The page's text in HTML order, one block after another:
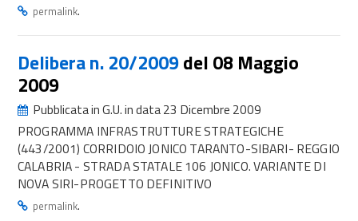
permalink.
Delibera n. 20/2009del 08 Maggio
2009
Pubblicata in G.U. in data 23 Dicembre 2009
PROGRAMMA INFRASTRUTTURE STRATEGICHE
(443/2001) CORRIDOIO JONICO TARANTO-SIBARI- REGGIO
CALABRIA - STRADA STATALE 106 JONICO. VARIANTE DI
NOVA SIRI-PROGETTO DEFINITIVO
permalink.